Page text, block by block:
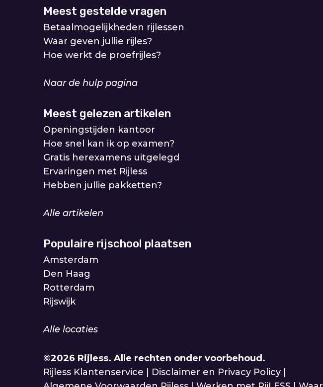
Meest gestelde vragen
Betaalmogelijkheden rijlessen
Waar geven jullie rijles?
Hoe werkt de proefrijles?
Naar de hulp pagina
Meest gelezen artikelen
Openingstijden kantoor
Hoe snel kan ik op examen?
Gratis herexamens uitgelegd
Ervaringen met Rijless
Hebben jullie pakketten?
Alle artikelen
Populaire rijschool plaatsen
Amsterdam
Den Haag
Rotterdam
Rijswijk
Alle locaties
©2026 Rijless. Alle rechten onder voorbehoud.
Rijless Klantenservice
Disclaimer en Privacy Policy